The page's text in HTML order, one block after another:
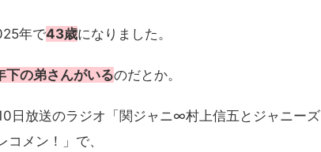
年で43歳になりました。
下の弟さんがいるのだとか。
日放送のラジオ「関ジャニ∞村上信五とジャニーズ
メン！」で、